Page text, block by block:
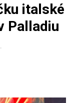
italské
Palladiu